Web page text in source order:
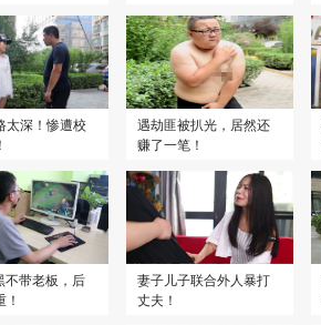
太深！惨遭校
遇劫匪被扒光，居然还
赚了一笔！
不带老板，后
妻子儿子联合外人暴打
丈夫！